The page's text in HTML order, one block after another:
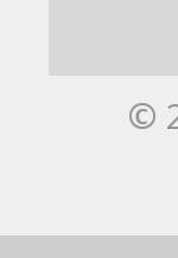
©